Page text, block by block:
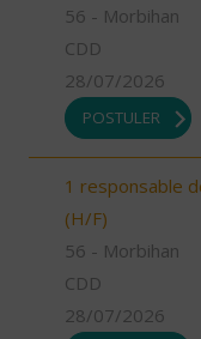
56 - Morbihan
CDD
28/07/2026
POSTULER
1 responsable
(H/F)
56 - Morbihan
CDD
28/07/2026